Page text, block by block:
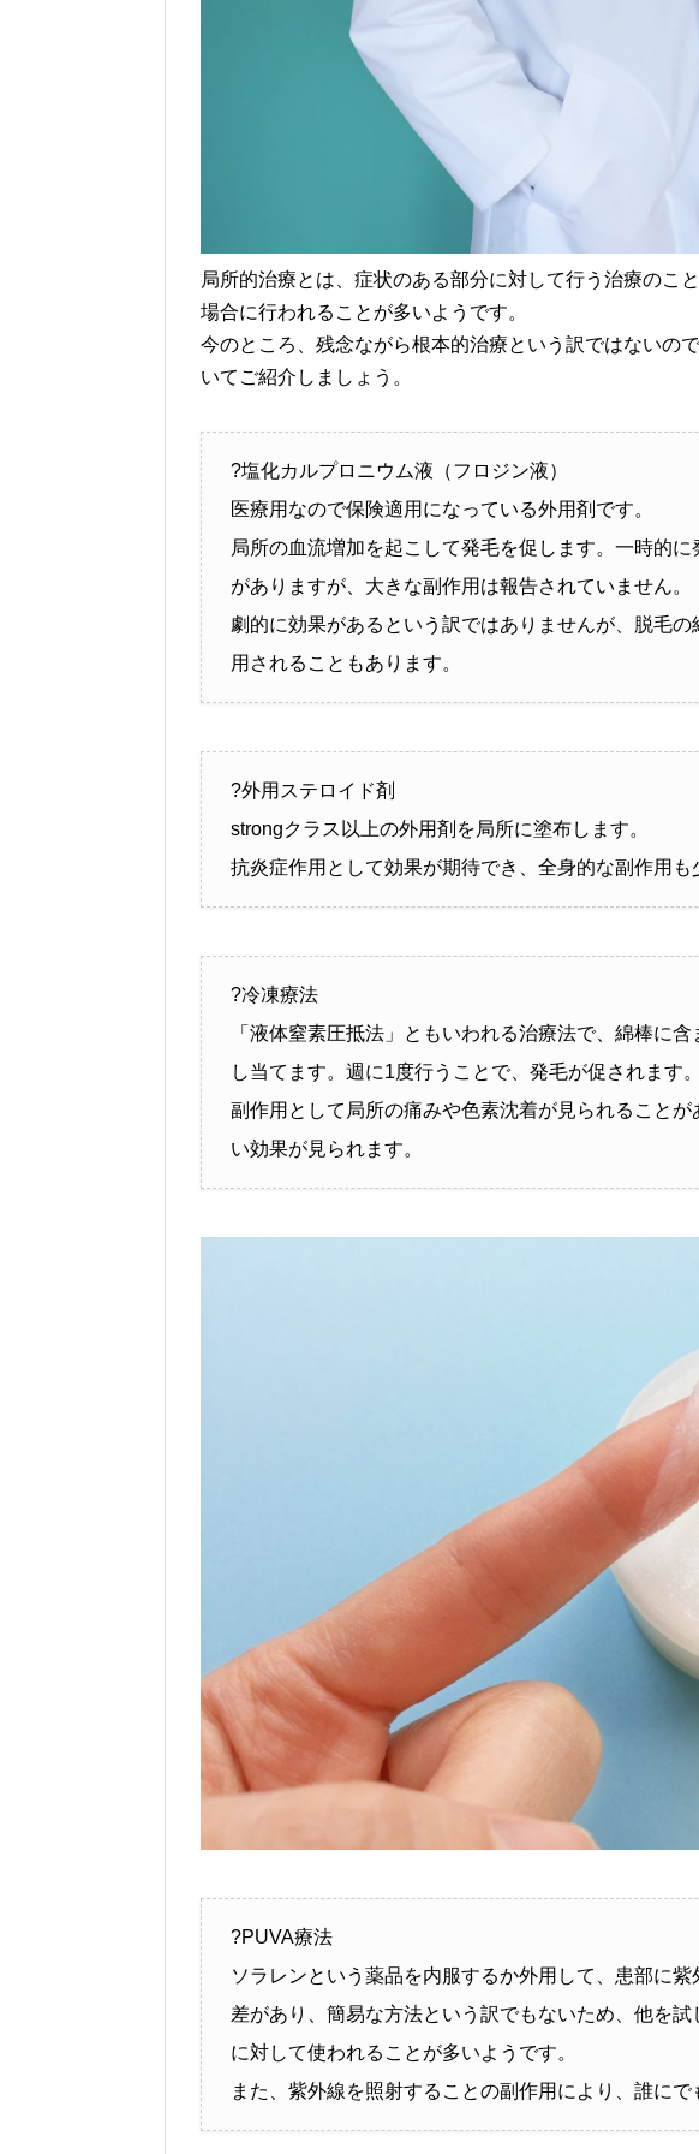
局所的治療とは、症状のある部分に対して行う治療のこ
場合に行われることが多いようです。
今のところ、残念ながら根本的治療という訳ではないの
いてご紹介しましょう。
?塩化カルプロニウム液（フロジン液）
医療用なので保険適用になっている外用剤です。
局所の血流増加を起こして発毛を促します。一時的
がありますが、大きな副作用は報告されていません。
劇的に効果があるという訳ではありませんが、脱毛
用されることもあります。
?外用ステロイド剤
strongクラス以上の外用剤を局所に塗布します。
抗炎症作用として効果が期待でき、全身的な副作用も
?冷凍療法
「液体窒素圧抵法」ともいわれる治療法で、綿棒に
し当てます。週に1度行うことで、発毛が促されます。
副作用として局所の痛みや色素沈着が見られること
い効果が見られます。
?PUVA療法
ソラレンという薬品を内服するか外用して、患部に
差があり、簡易な方法という訳でもないため、他を
に対して使われることが多いようです。
また、紫外線を照射することの副作用により、誰にで